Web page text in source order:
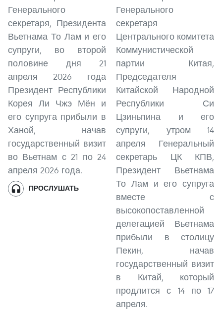
Генерального
секретаря, Президента
Вьетнама То Лам и его
супруги, во второй
половине дня 21
апреля 2026 года
Президент Республики
Корея Ли Чжэ Мён и
его супруга прибыли в
Ханой, начав
государственный визит
во Вьетнам с 21 по 24
апреля 2026 года.
ПРОСЛУШАТЬ
Генерального
секретаря
Центрального комитета
Коммунистической
партии Китая,
Председателя
Китайской Народной
Республики Си
Цзиньпина и его
супруги, утром 14
апреля Генеральный
секретарь ЦК КПВ,
Президент Вьетнама
То Лам и его супруга
вместе с
высокопоставленной
делегацией Вьетнама
прибыли в столицу
Пекин, начав
государственный визит
в Китай, который
продлится с 14 по 17
апреля.